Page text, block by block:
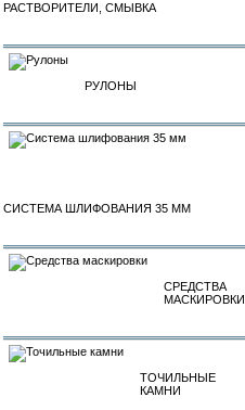
РАСТВОРИТЕЛИ, СМЫВКА
РУЛОНЫ
СИСТЕМА ШЛИФОВАНИЯ 35 ММ
СРЕДСТВА
МАСКИРОВКИ
ТОЧИЛЬНЫЕ
КАМНИ